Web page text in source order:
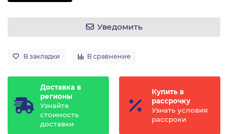
Уведомить
В закладки В сравнение
Доставка в
регионы
Узнайте
стоимость
доставки
Купить в
рассрочку
Узнать условия
рассроки